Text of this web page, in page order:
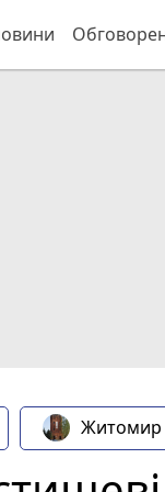
Житомир